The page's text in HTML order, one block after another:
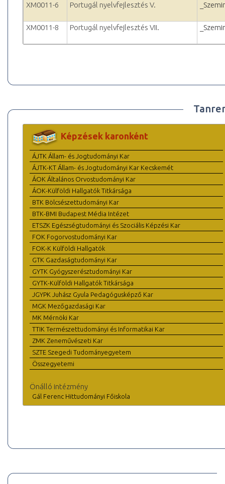
XM0011-6 Portugál nyelvfejlesztés V.
XM0011-8 Portugál nyelvfejlesztés VII.
Képzések karonként
ÁJTK Állam- és Jogtudományi Kar
ÁJTK-KT Állam- és Jogtudományi Kar Kecskemét
ÁOK Általános Orvostudományi Kar
ÁOK-Külföldi Hallgatók Titkársága
BTK Bölcsészettudományi Kar
BTK-BMI Budapest Média Intézet
ETSZK Egészségtudományi és Szociális Képzési Kar
FOK Fogorvostudományi Kar
FOK-K Külföldi Hallgatók
GTK Gazdaságtudományi Kar
GYTK Gyógyszerésztudományi Kar
GYTK-Külföldi Hallgatók Titkársága
JGYPK Juhász Gyula Pedagógusképző Kar
MGK Mezőgazdasági Kar
MK Mérnöki Kar
TTIK Természettudományi és Informatikai Kar
ZMK Zeneművészeti Kar
SZTE Szegedi Tudományegyetem
Összegyetemi
Önálló intézmény
Gál Ferenc Hittudományi Főiskola